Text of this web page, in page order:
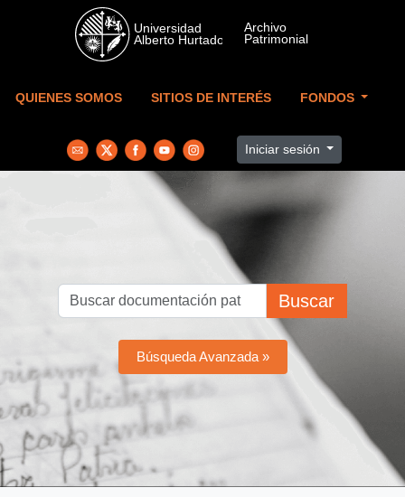
Skip to main content
QUIENES SOMOS SITIOS DE INTERÉS FONDOS
Iniciar sesión
Buscar
Búsqueda Avanzada »